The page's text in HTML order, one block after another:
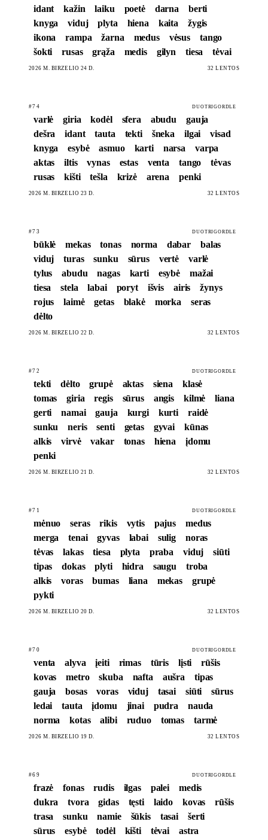
idant
kažin laiku poetė darna
berti
knyga
viduj plyta hiena kaita
žygis
ikona
rampa žarna medus vėsus
tango
šokti
rusas grąža medis gilyn tiesa tėvai
2026 M. BIRŽELIO 24 D. 32 LENTOS
#74 DUOTRIGORDLE
varlė giria kodėl sfera abudu
gauja
dešra
idant tauta tekti šneka ilgai
visad
knyga
esybė asmuo karti narsa
varpa
aktas
iltis vynas estas venta tango
tėvas
rusas
kišti tešla krizė arena penki
2026 M. BIRŽELIO 23 D. 32 LENTOS
#73 DUOTRIGORDLE
būklė mekas tonas norma dabar
balas
viduj
turas sunku sūrus vertė
varlė
tylus
abudu nagas karti esybė
mažai
tiesa
stela labai poryt išvis airis
žynys
rojus
laimė getas blakė morka
seras
dėlto
2026 M. BIRŽELIO 22 D. 32 LENTOS
#72 DUOTRIGORDLE
tekti dėlto grupė aktas siena
klasė
tomas
giria regis sūrus angis kilmė
liana
gerti
namai gauja kurgi kurti
raidė
sunku
neris senti getas gyvai
kūnas
alkis
virvė vakar tonas hiena
įdomu
penki
2026 M. BIRŽELIO 21 D. 32 LENTOS
#71 DUOTRIGORDLE
mėnuo seras rikis vytis pajus
medus
merga
tenai gyvas labai sulig
noras
tėvas
lakas tiesa plyta praba viduj
siūti
tipas
dokas plyti hidra saugu
troba
alkis
voras bumas liana mekas
grupė
pykti
2026 M. BIRŽELIO 20 D. 32 LENTOS
#70 DUOTRIGORDLE
venta alyva įeiti rimas tūris lįsti
rūšis
kovas
metro skuba nafta aušra
tipas
gauja
bosas voras viduj tasai siūti
sūrus
ledai
tauta įdomu jinai pudra
nauda
norma
kotas alibi ruduo tomas tarmė
2026 M. BIRŽELIO 19 D. 32 LENTOS
#69 DUOTRIGORDLE
frazė fonas rudis ilgas palei
medis
dukra
tvora gidas tęsti laido kovas
rūšis
trasa
sunku namie šūkis tasai
šerti
sūrus
esybė todėl kišti tėvai
astra